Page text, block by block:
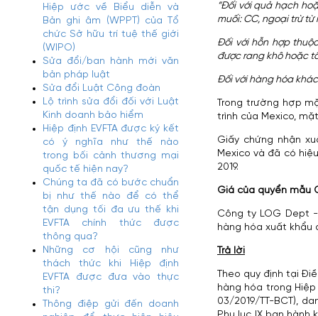
Hiệp ước về Biểu diễn và
Bản ghi âm (WPPT) của Tổ
chức Sở hữu trí tuệ thế giới
(WIPO)
Sửa đổi/ban hành mới văn
bản pháp luật
Sửa đổi Luật Công đoàn
Lộ trình sửa đổi đối với Luật
Kinh doanh bảo hiểm
Hiệp định EVFTA được ký kết
có ý nghĩa như thế nào
trong bối cảnh thương mại
quốc tế hiện nay?
Chúng ta đã có bước chuẩn
bị như thế nào để có thể
tận dụng tối đa ưu thế khi
EVFTA chính thức được
thông qua?
Những cơ hội cũng như
thách thức khi Hiệp định
EVFTA được đưa vào thực
thi?
Thông điệp gửi đến doanh
“Đối với quả hạch
muối: CC, ngoại trừ từ
Đối với hỗn hợp
được rang khô hoặc
Đối với hàng hóa
Trong trường hợp
trình của Mexico,
Giấy chứng nhận
Mexico và đã có
2019.
Giá của quyển mẫu
Công ty LOG Dept
hàng hóa xuất khẩu
Trả lời
Theo quy định tại
hàng hóa trong
03/2019/TT-BCT),